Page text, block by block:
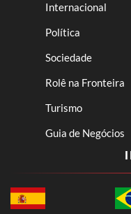
Internacional
Política
Sociedade
Rolê na Fronteira
Turismo
Guia de Negócios